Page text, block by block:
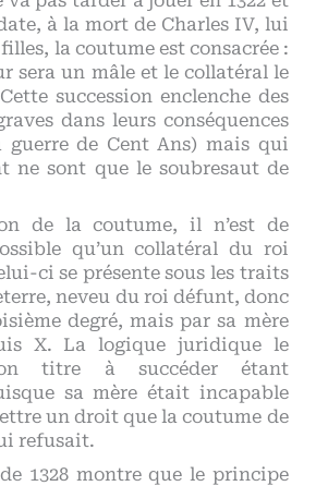
à la mort de Charles IV, lui
la coutume est consacrée :
sera un mâle et le collatéral le
succession enclenche des
dans leurs conséquences
guerre de Cent Ans) mais qui
ne sont que le soubresaut de
de la coutume, il n’est de
qu’un collatéral du roi
ci se présente sous les traits
neveu du roi défunt, donc
degré, mais par sa mère
X. La logique juridique le
titre à succéder étant
sa mère était incapable
un droit que la coutume de
refusait.
de 1328 montre que le principe